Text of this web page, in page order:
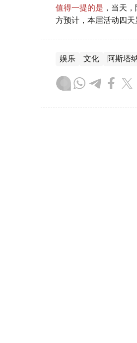
值得一提的是 ，当天
方预计，本届活动四天
娱乐 文化 阿斯塔